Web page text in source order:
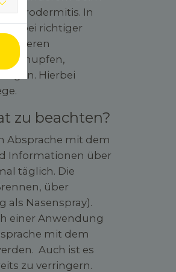
In
es bei richtiger
anderen
Hierbei
zu beachten?
Absprache mit dem
Informationen über
täglich. Die
über
als Nasenspray).
einer Anwendung
mit dem
Auch ist es
zu verringern.